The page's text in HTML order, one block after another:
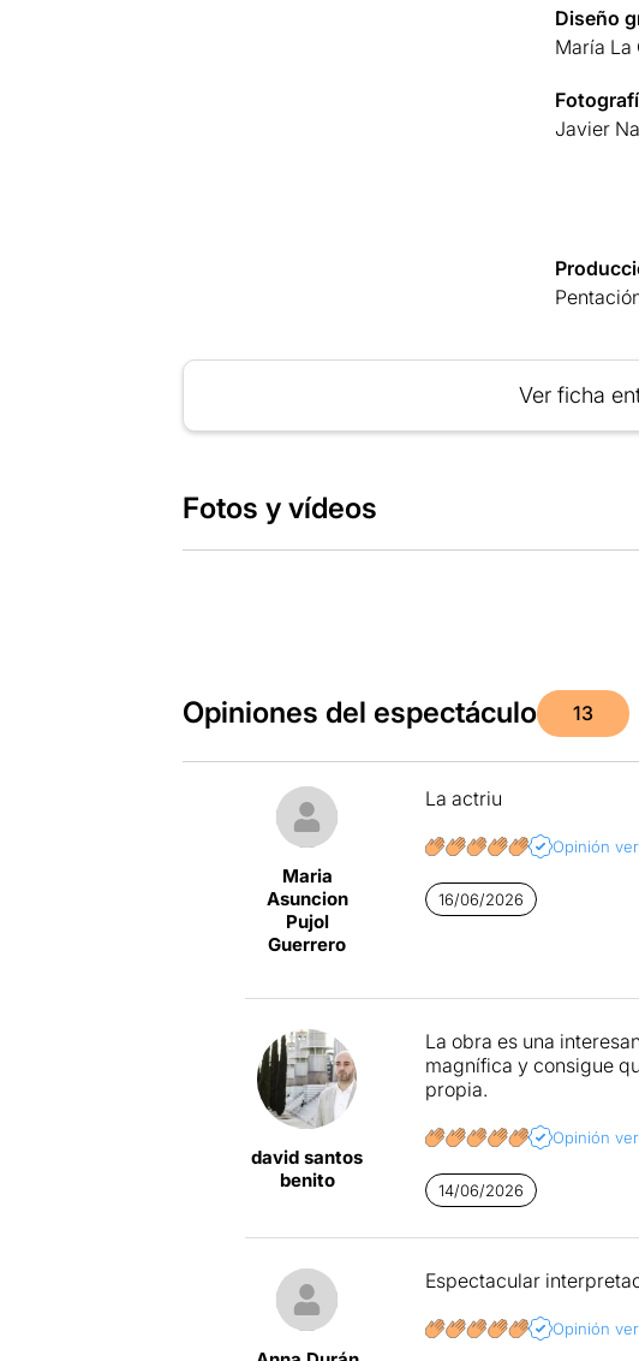
Diseño
María La
Javier
Ver ficha
Fotos y vídeos
Opiniones del espectáculo 13
Maria
Asuncion
Pujol
Guerrero
La actriu
Opinión
16/06/2026
david santos
benito
La obra es una
magnífica y consigue
propia.
Opinión
14/06/2026
Espectacular
Opinión